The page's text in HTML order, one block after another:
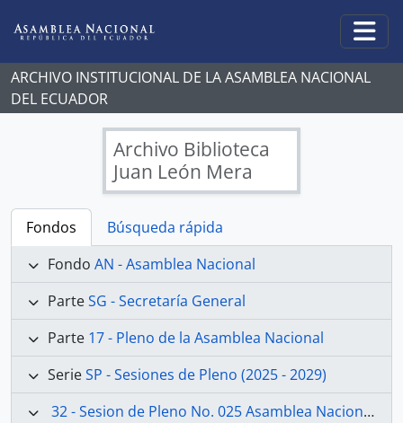
ARCHIVO INSTITUCIONAL DE LA ASAMBLEA NACIONAL
DEL ECUADOR
Archivo Biblioteca
Juan León Mera
Fondos
Búsqueda rápida
Fondo AN - Asamblea Nacional
ParteSG - Secretaría General
Parte 17 - Pleno de la Asamblea Nacional
SerieSP - Sesiones de Pleno (2025 - 2029)
32 - Sesion de Pleno No. 025 Asamblea Nacional 2025-2027